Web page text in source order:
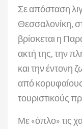
Σε απόσταση
Θεσσαλονίκη,
βρίσκεται η
ακτή της, την
και την έντονη
από κορυφαίους
τουριστικούς
Με «όπλο» τις